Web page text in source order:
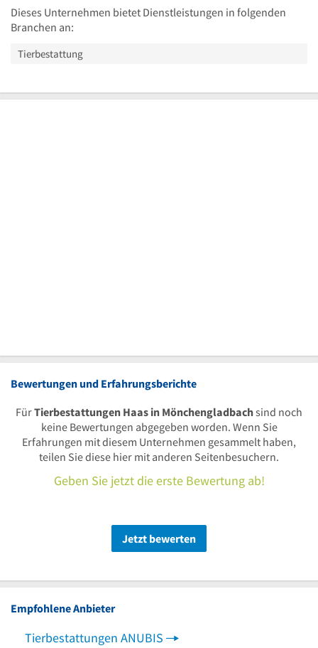
Dieses Unternehmen bietet Dienstleistungen in folgenden
Branchen an:
Tierbestattung
Bewertungen und Erfahrungsberichte
FürTierbestattungen Haas in Mönchengladbachsind noch
keine Bewertungen abgegeben worden. Wenn Sie
Erfahrungen mit diesem Unternehmen gesammelt haben,
teilen Sie diese hier mit anderen Seitenbesuchern.
Geben Sie jetzt die erste Bewertung ab!
Jetzt bewerten
Empfohlene Anbieter
Tierbestattungen ANUBIS